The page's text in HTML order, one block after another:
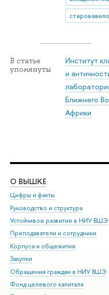
В статье
упомянуты
Институт
и
Ближнего
Африки
О ВЫШКЕ
Цифры и факты
Руководство и структура
Устойчивое развитие в НИУ ВШЭ
Преподаватели и сотрудники
Корпуса и общежития
Закупки
Обращения граждан в НИУ ВШЭ
Фонд целевого капитала